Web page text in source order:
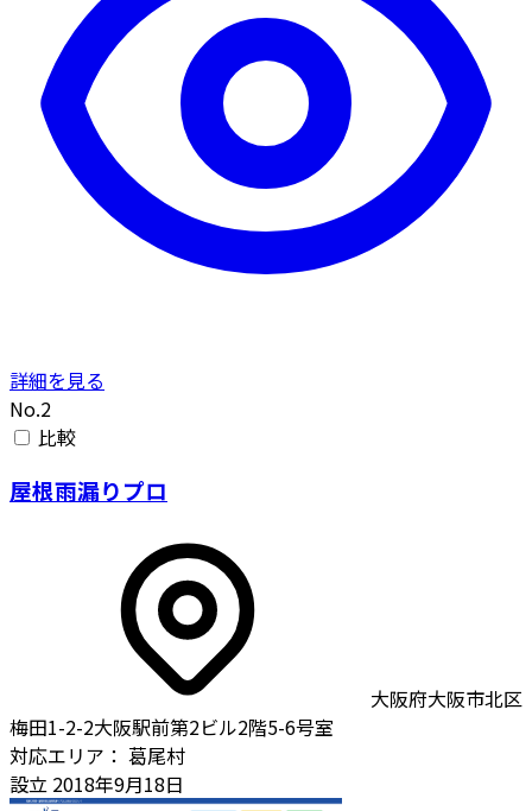
詳細を見る
No.2
比較
屋根雨漏りプロ
大阪府大阪市北区
梅田1-2-2大阪駅前第2ビル2階5-6号室
対応エリア： 葛尾村
設立 2018年9月18日